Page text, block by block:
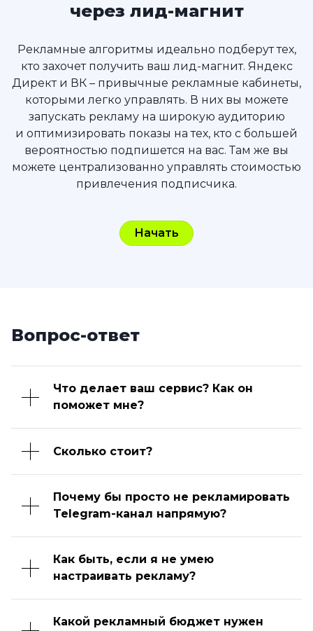
через лид-магнит
Рекламные алгоритмы идеально подберут тех,
кто захочет получить ваш лид-магнит. Яндекс
Директ и ВК – привычные рекламные кабинеты,
которыми легко управлять. В них вы можете
запускать рекламу на широкую аудиторию
и оптимизировать показы на тех, кто с большей
вероятностью подпишется на вас. Там же вы
можете централизованно управлять стоимостью
привлечения подписчика.
Начать
Вопрос-ответ
Что делает ваш сервис? Как он
поможет мне?
Сколько стоит?
Почему бы просто не рекламировать
Telegram-канал напрямую?
Как быть, если я не умею
настраивать рекламу?
Какой рекламный бюджет нужен